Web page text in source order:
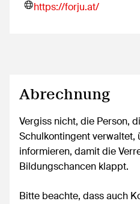
https://forju.at/
Abrechnung
Vergiss nicht, die Person,
Schulkontingent verwaltet,
informieren, damit die
Bildungschancen klappt.
Bitte beachte, dass auch